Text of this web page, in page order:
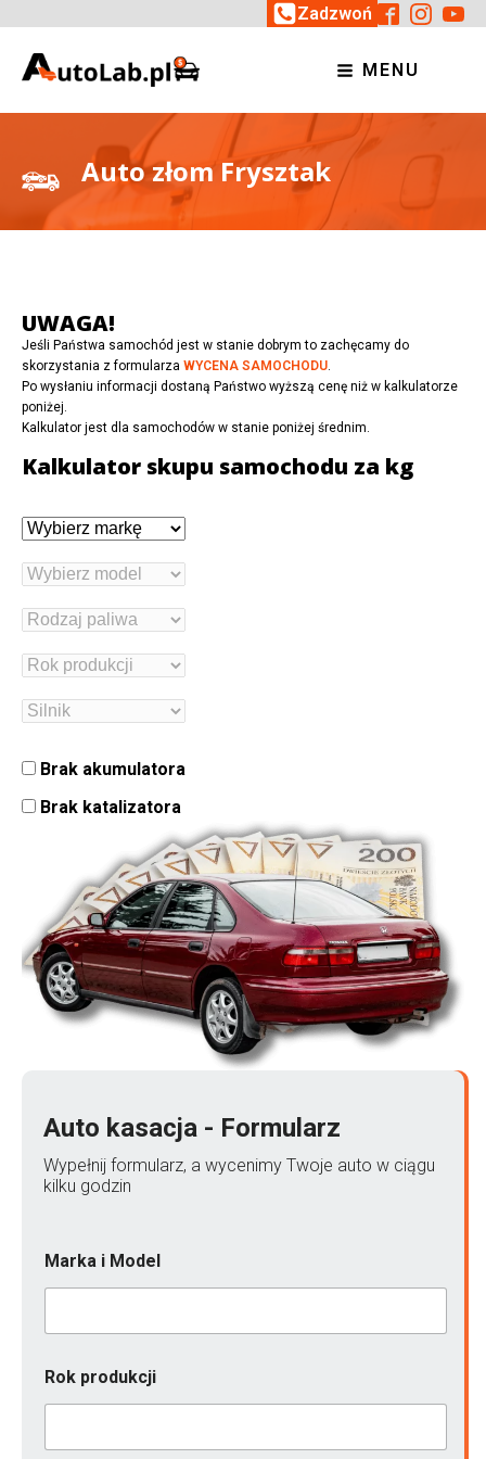
Zadzwoń
MENU
Auto złom Frysztak
UWAGA!
Jeśli Państwa samochód jest w stanie dobrym to zachęcamy do
skorzystania z formularza WYCENA SAMOCHODU.
Po wysłaniu informacji dostaną Państwo wyższą cenę niż w kalkulatorze
poniżej.
Kalkulator jest dla samochodów w stanie poniżej średnim.
Kalkulator skupu samochodu za kg
Brak akumulatora
Brak katalizatora
Auto kasacja - Formularz
Wypełnij formularz, a wycenimy Twoje auto w ciągu
kilku godzin
Marka i Model
o
j
z
Rok produkcji